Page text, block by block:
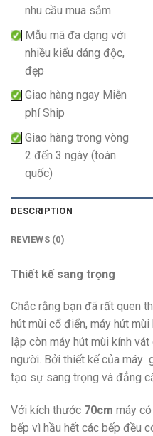
nhu cầu mua sắm
Mẫu mã đa dạng với
nhiều kiểu dáng độc,
đẹp
Giao hàng ngay Miễn
phí Ship
Giao hàng trong vòng
2 đến 3 ngày (toàn
quốc)
DESCRIPTION
REVIEWS (0)
Thiết kế sang trọng
Chắc rằng bạn đã rất quen
hút mùi cổ điển, máy hút
lập còn máy hút mùi kính
người. Bởi thiết kế của máy
tạo sự sang trọng và đẳng
Với kích thước 70cm máy
bếp vì hầu hết các bếp đều